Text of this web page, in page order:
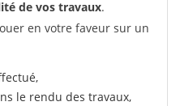
de vos travaux.
en votre faveur sur un
le rendu des travaux,